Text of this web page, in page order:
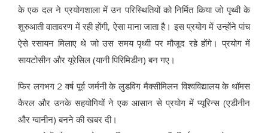
के एक दल ने प्रयोगशाला में उन परिस्थितियों को निर्मित किया जो पृथ्वी के
शुरुआती वातावरण में रही होंगी, ऐसा माना जाता है। इस प्रयोग में उन्होंने पांच
ऐसे रसायन मिलाए थे जो उस समय पृथ्वी पर मौजूद रहे होंगे। प्रयोग में
सायटोसीन और यूरेसिल (यानी पिरिमिडीन) बन गए।
फिर लगभग 2 वर्ष पूर्व जर्मनी के लुडविग मैक्सीमिलन विश्वविद्यालय के थॉमस
कैरल और उनके सहयोगियों ने एक आसान से प्रयोग में प्यूरिन्स (एडीनीन
और ग्वानीन) बनने की खबर दी।